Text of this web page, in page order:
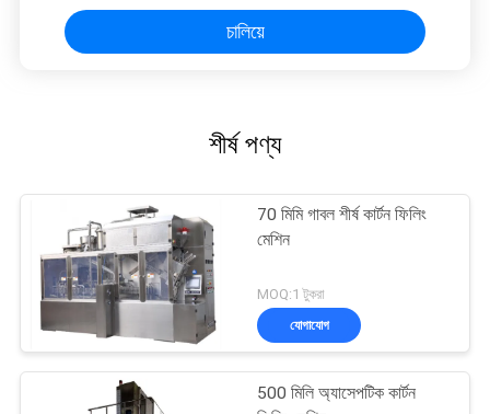
চালিয়ে
শীর্ষ পণ্য
70 মিমি গাবল শীর্ষ কার্টন ফিলিং
মেশিন
MOQ:1 টুকরা
যোগাযোগ
500 মিলি অ্যাসেপটিক কার্টন